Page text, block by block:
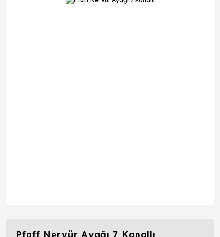
Pfaff Nervür Ayağı 7 Kanallı